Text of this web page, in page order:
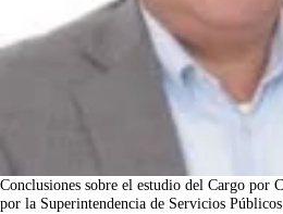
Conclusiones sobre el estudio del Cargo por
por la Superintendencia de Servicios